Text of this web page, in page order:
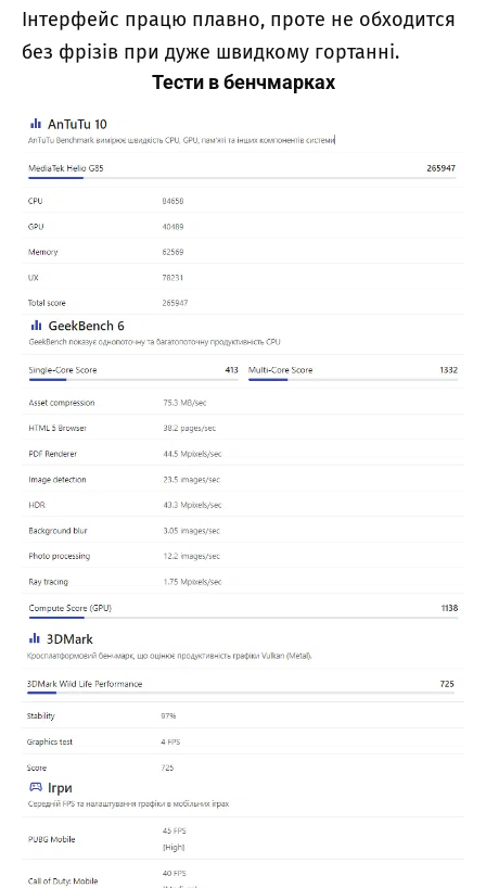
Інтерфейс працю плавно, проте не обходится
без фрізів при дуже швидкому гортанні.
Тести в бенчмарках